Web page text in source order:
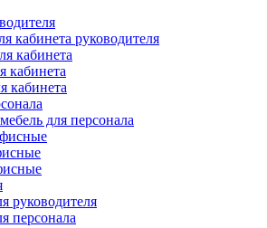
кабинета руководителя
кабинета
кабинета
кабинета
для персонала
руководителя
персонала